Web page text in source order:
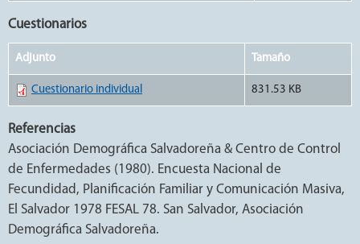
Cuestionarios
Adjunto Tamaño
Cuestionario individual 831.53 KB
Referencias
Asociación Demográfica Salvadoreña & Centro de Control
de Enfermedades (1980). Encuesta Nacional de
Fecundidad, Planificación Familiar y Comunicación Masiva,
El Salvador 1978 FESAL 78. San Salvador, Asociación
Demográfica Salvadoreña.